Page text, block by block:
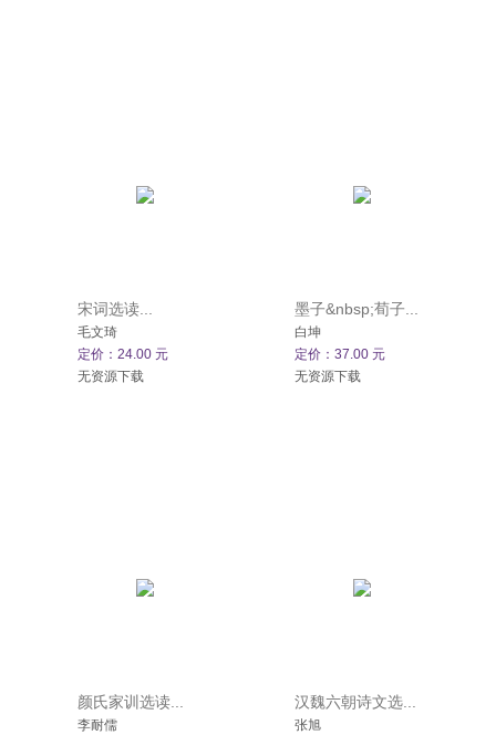
宋词选读...
毛文琦
定价：24.00 元
无资源下载
墨子&nbsp;荀子...
白坤
定价：37.00 元
无资源下载
颜氏家训选读...
李耐儒
汉魏六朝诗文选...
张旭